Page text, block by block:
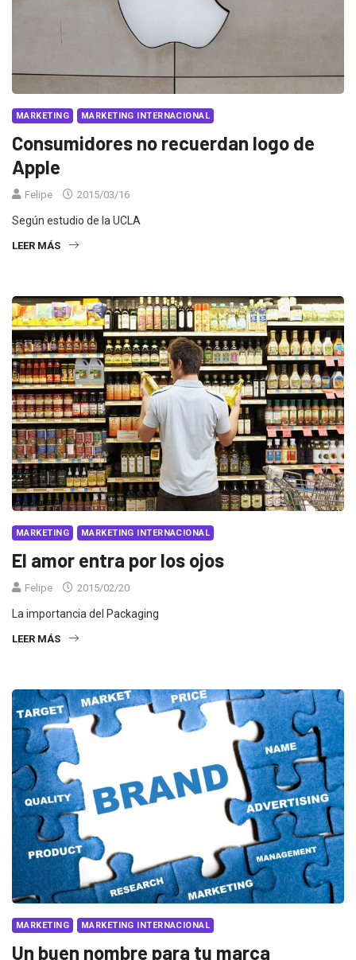
MARKETING MARKETING INTERNACIONAL
Consumidores no recuerdan logo de
Apple
Felipe 2015/03/16
Según estudio de la UCLA
LEER MÁS
MARKETING MARKETING INTERNACIONAL
El amor entra por los ojos
Felipe 2015/02/20
La importancia del Packaging
LEER MÁS
MARKETING MARKETING INTERNACIONAL
Un buen nombre para tu marca